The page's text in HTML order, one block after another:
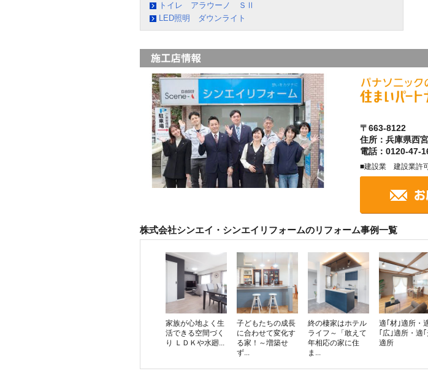
トイレ アラウーノ ＳⅡ
LED照明 ダウンライト
〒663-8122
住所：兵庫県西
電話：0120-47-
■建設業 建設業許
株式会社シンエイ・シンエイリフォームのリフォーム事例一覧
家族が心地よく生
活できる空間づく
り ＬＤＫや水廻...
子どもたちの成長
に合わせて変化す
る家！～増築せ
ず...
終の棲家はホテル
ライフ～「敢えて
年相応の家に住
ま...
適｢材｣適所・
｢広｣適所・適｢
適所